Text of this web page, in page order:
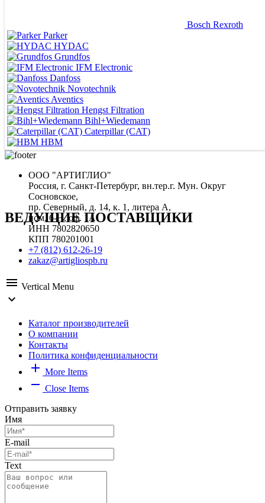
ВЕДУЩИЕ ПОСТАВЩИКИ
Bosch Rexroth
Parker
HYDAC
Grundfos
IFM Electronic
Danfoss
Novotechnik
Aventics
Hengst Filtration
Bihl+Wiedemann
Caterpillar (CAT)
HBM
ООО "АРТИГЛИО"
Россия, г. Санкт-Петербург, вн.тер.г. Мун. Округ
Сосновское,
пр. Северный, д. 14, к. 1, литера А,
пом. 6-Н, оф. 1А
ИНН 7802820650
КПП 780201001
+7 (812) 612-26-19
zakaz@artigliospb.ru
menu Vertical Menu
expand_more
Каталог производителей
О компании
Контакты
Политика конфиденциальности
add More Items
remove Close Items
Отправить заявку
Имя
E-mail
Text